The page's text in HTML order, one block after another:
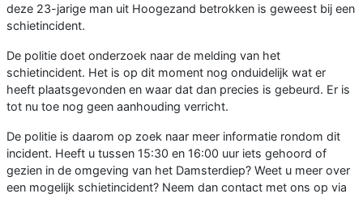
deze 23-jarige man uit Hoogezand betrokken is geweest bij een
schietincident.
De politie doet onderzoek naar de melding van het
schietincident. Het is op dit moment nog onduidelijk wat er
heeft plaatsgevonden en waar dat dan precies is gebeurd. Er is
tot nu toe nog geen aanhouding verricht.
De politie is daarom op zoek naar meer informatie rondom dit
incident. Heeft u tussen 15:30 en 16:00 uur iets gehoord of
gezien in de omgeving van het Damsterdiep? Weet u meer over
een mogelijk schietincident? Neem dan contact met ons op via